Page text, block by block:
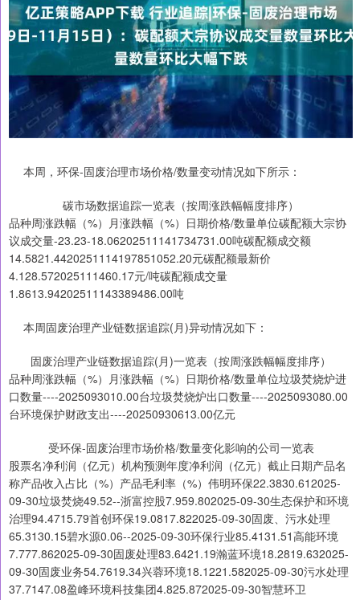
本周，环保-固废治理市场价格/数量变动情况如下所示：
碳市场数据追踪一览表（按周涨跌幅幅度排序）
品种周涨跌幅（%）月涨跌幅（%）日期价格/数量单位碳配额大宗协
议成交量-23.23-18.06202511141734731.00吨碳配额成交额
14.5821.4420251114197851052.20元碳配额最新价
4.128.572025111460.17元/吨碳配额成交量
1.8613.94202511143389486.00吨
本周固废治理产业链数据追踪(月)异动情况如下：
固废治理产业链数据追踪(月)一览表（按周涨跌幅幅度排序）
品种周涨跌幅（%）月涨跌幅（%）日期价格/数量单位垃圾焚烧炉进
口数量----2025093010.00台垃圾焚烧炉出口数量----2025093080.00
台环境保护财政支出----20250930613.00亿元
受环保-固废治理市场价格/数量变化影响的公司一览表
股票名净利润（亿元）机构预测年度净利润（亿元）截止日期产品名
称产品收入占比（%）产品毛利率（%）伟明环保22.3830.612025-
09-30垃圾焚烧49.52--浙富控股7.959.802025-09-30生态保护和环境
治理94.4715.79首创环保19.0817.822025-09-30固废、污水处理
65.3130.15碧水源0.06--2025-09-30环保行业85.4131.51高能环境
7.777.862025-09-30固废处理83.6421.19瀚蓝环境18.2819.632025-
09-30固废业务54.7619.34兴蓉环境18.1221.582025-09-30污水处理
37.7147.08盈峰环境科技集团4.825.872025-09-30智慧环卫